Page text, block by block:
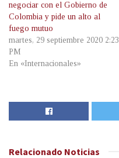
negociar con el Gobierno de
Colombia y pide un alto al
fuego mutuo
martes, 29 septiembre 2020 2:23
PM
En «Internacionales»
Relacionado Noticias